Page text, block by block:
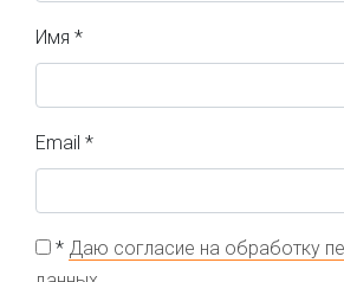
Имя *
Email *
* Даю согласие на обработку